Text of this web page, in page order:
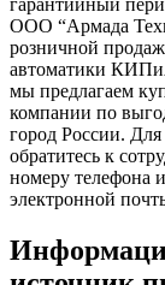
ООО “Армада
розничной
автоматики
мы предлагаем
компании по
город России.
обратитесь к
номеру телефона
электронной